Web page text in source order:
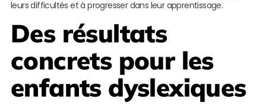
leurs difficultés et à progresser dans leur apprentissage.
Des résultats
concrets pour les
enfants dyslexiques